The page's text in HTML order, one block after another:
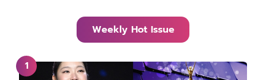
Weekly Hot Issue